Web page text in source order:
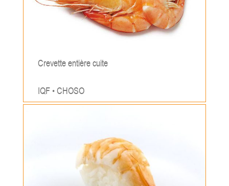
Crevette entière cuite
IQF • CHOSO
;